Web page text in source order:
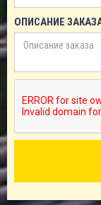
ОПИСАНИЕ